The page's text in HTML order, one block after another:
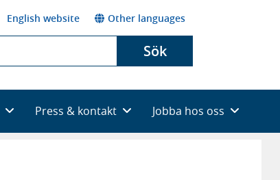
English website Other languages
Sök
Press & kontakt Jobba hos oss